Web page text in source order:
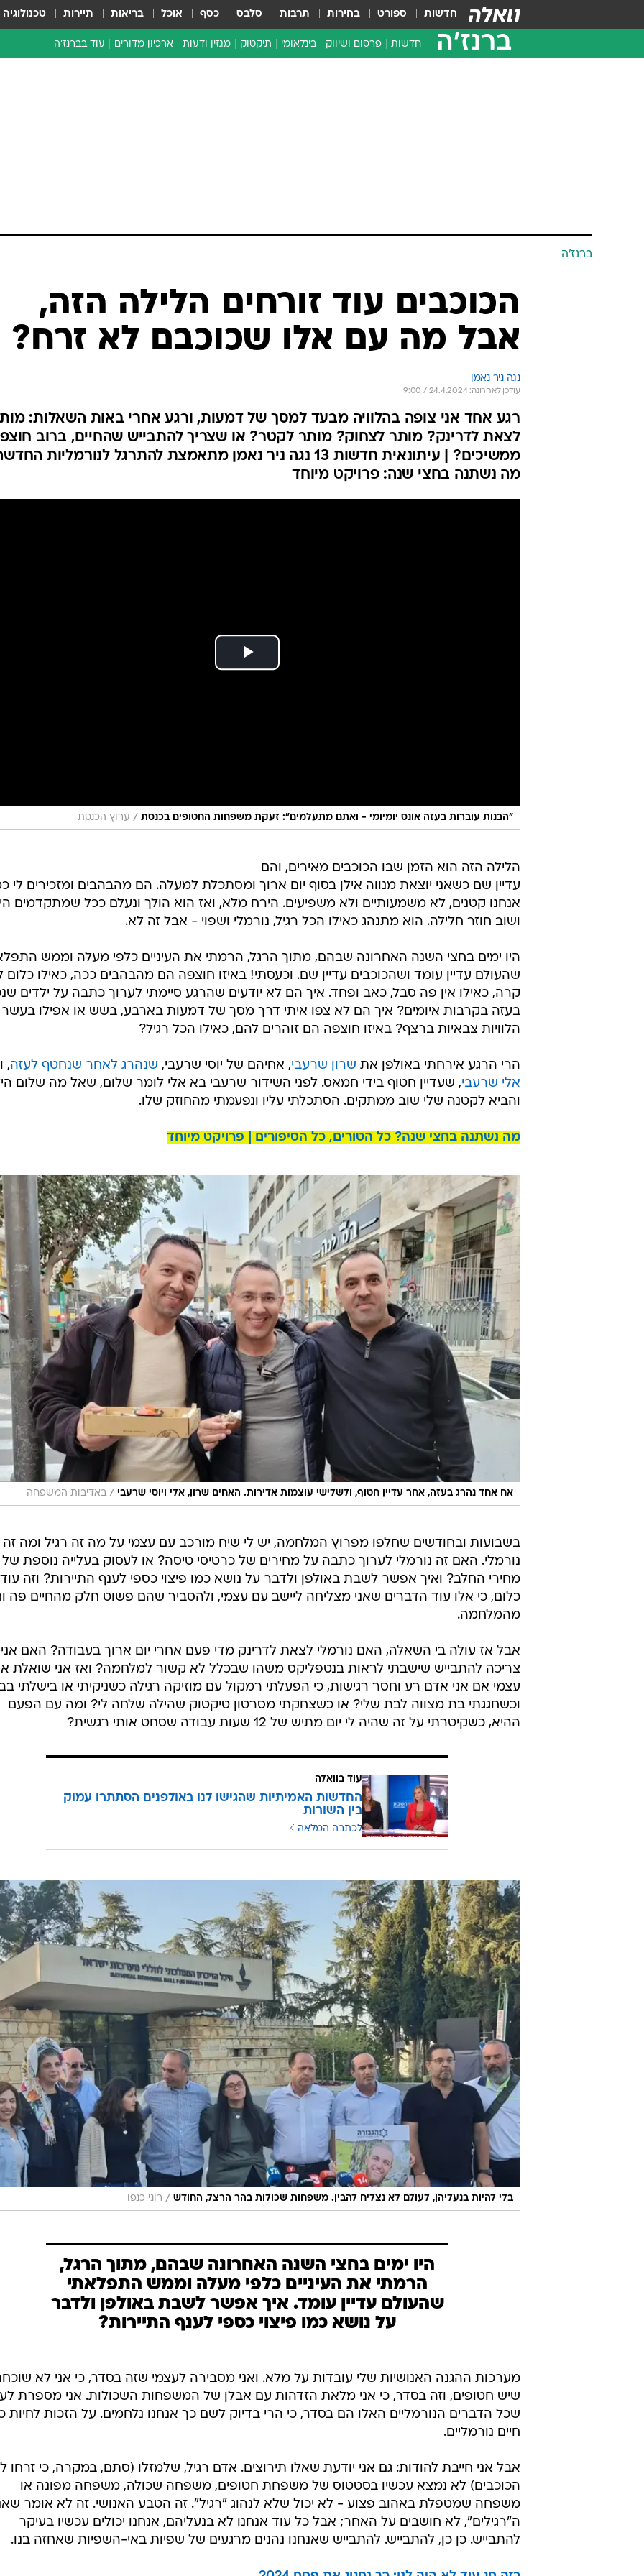
חדשות ספורט בחירות תרבות סלבס כסף אוכל בריאות תיירות טכנולוגיה
ברנז'ה חדשות פרסום ושיווק בינלאומי תיקטוק מגזין ודעות ארכיון מדורים עוד בברנז'ה
ברנז'ה
הכוכבים עוד זורחים הלילה הזה,
אבל מה עם אלו שכוכבם לא זרח?
נגה ניר נאמן
עודכן לאחרונה: 24.4.2024 / 9:00
רגע אחד אני צופה בהלוויה מבעד למסך של דמעות, ורגע אחרי באות השאלות:
לצאת לדרינק? מותר לצחוק? מותר לקטר? או שצריך להתבייש שהחיים, ברוב
ממשיכים? | עיתונאית חדשות 13 נגה ניר נאמן מתאמצת להתרגל לנורמליות
מה נשתנה בחצי שנה: פרויקט מיוחד
"הבנות עוברות בעזה אונס יומיומי - ואתם מתעלמים": זעקת משפחות החטופים בכנסת / ערוץ הכנסת
הלילה הזה הוא הזמן שבו הכוכבים מאירים, והם
עדיין שם כשאני יוצאת מנווה אילן בסוף יום ארוך ומסתכלת למעלה. הם מהבהבים ומזכירים לי
אנחנו קטנים, לא משמעותיים ולא משפיעים. הירח מלא, ואז הוא הולך ונעלם ככל שמתקדמים
ושוב חוזר חלילה. הוא מתנהג כאילו הכל רגיל, נורמלי ושפוי - אבל זה לא.
היו ימים בחצי השנה האחרונה שבהם, מתוך הרגל, הרמתי את העיניים כלפי מעלה וממש
שהעולם עדיין עומד ושהכוכבים עדיין שם. וכעסתי! באיזו חוצפה הם מהבהבים ככה, כאילו כלום
קרה, כאילו אין פה סבל, כאב ופחד. איך הם לא יודעים שהרגע סיימתי לערוך כתבה על ילדים
בעזה בקרבות איומים? איך הם לא צפו איתי דרך מסך של דמעות בארבע, בשש או אפילו בעשר
הלוויות צבאיות ברצף? באיזו חוצפה הם זוהרים להם, כאילו הכל רגיל?
הרי הרגע אירחתי באולפן את שרון שרעבי, אחיהם של יוסי שרעבי, שנהרג לאחר שנחטף לעזה,
אלי שרעבי, שעדיין חטוף בידי חמאס. לפני השידור שרעבי בא אלי לומר שלום, שאל מה שלום
והביא לקטנה שלי שוב ממתקים. הסתכלתי עליו ונפעמתי מהחוזק שלו.
מה נשתנה בחצי שנה? כל הטורים, כל הסיפורים | פרויקט מיוחד
אח אחד נהרג בעזה, אחר עדיין חטוף, ולשלישי עוצמות אדירות. האחים שרון, אלי ויוסי שרעבי / באדיבות המשפחה
בשבועות ובחודשים שחלפו מפרוץ המלחמה, יש לי שיח מורכב עם עצמי על מה זה רגיל ומה זה
נורמלי. האם זה נורמלי לערוך כתבה על מחירים של כרטיסי טיסה? או לעסוק בעלייה נוספת של
מחירי החלב? ואיך אפשר לשבת באולפן ולדבר על נושא כמו פיצוי כספי לענף התיירות? וזה עוד
כלום, כי אלו עוד הדברים שאני מצליחה ליישב עם עצמי, ולהסביר שהם פשוט חלק מהחיים פה
מהמלחמה.
אבל אז עולה בי השאלה, האם נורמלי לצאת לדרינק מדי פעם אחרי יום ארוך בעבודה? האם אני
צריכה להתבייש שישבתי לראות בנטפליקס משהו שבכלל לא קשור למלחמה? ואז אני שואלת
עצמי אם אני אדם רע וחסר רגישות, כי הפעלתי רמקול עם מוזיקה רגילה כשניקיתי או בישלתי
וכשחגגתי בת מצווה לבת שלי? או כשצחקתי מסרטון טיקטוק שהילה שלחה לי? ומה עם הפעם
ההיא, כשקיטרתי על זה שהיה לי יום מתיש של 12 שעות עבודה שסחט אותי רגשית?
עוד בוואלה
החדשות האמיתיות שהגישו לנו באולפנים הסתתרו עמוק
בין השורות
לכתבה המלאה
בלי להיות בנעליהן, לעולם לא נצליח להבין. משפחות שכולות בהר הרצל, החודש / רוני כנפו
היו ימים בחצי השנה האחרונה שבהם, מתוך הרגל,
הרמתי את העיניים כלפי מעלה וממש התפלאתי
שהעולם עדיין עומד. איך אפשר לשבת באולפן ולדבר
על נושא כמו פיצוי כספי לענף התיירות?
מערכות ההגנה האנושיות שלי עובדות על מלא. ואני מסבירה לעצמי שזה בסדר, כי אני לא
שיש חטופים, וזה בסדר, כי אני מלאת הזדהות עם אבלן של המשפחות השכולות. אני מספרת
שכל הדברים הנורמליים האלו הם בסדר, כי הרי בדיוק לשם כך אנחנו נלחמים. על הזכות לחיות
חיים נורמליים.
אבל אני חייבת להודות: גם אני יודעת שאלו תירוצים. אדם רגיל, שלמזלו (סתם, במקרה, כי זרחו
הכוכבים) לא נמצא עכשיו בסטטוס של משפחת חטופים, משפחה שכולה, משפחה מפונה או
משפחה שמטפלת באהוב פצוע - לא יכול שלא לנהוג "רגיל". זה הטבע האנושי. זה לא אומר
ה"רגילים", לא חושבים על האחר; אבל כל עוד אנחנו לא בנעליהם, אנחנו יכולים עכשיו בעיקר
להתבייש. כן כן, להתבייש. להתבייש שאנחנו נהנים מרגעים של שפיות באי-השפיות שאחזה בנו.